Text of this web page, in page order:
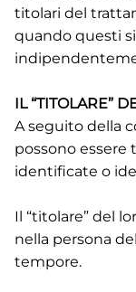
titolari del
quando questi
IL “TITOLARE”
A seguito della
possono essere
identificate o
Il “titolare” del
nella persona
tempore.